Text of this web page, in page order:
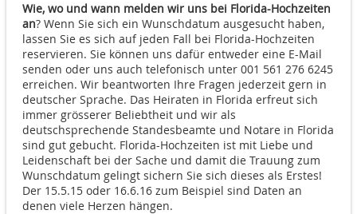
Wie, wo und wann melden wir uns bei Florida-Hochzeiten
an? Wenn Sie sich ein Wunschdatum ausgesucht haben,
lassen Sie es sich auf jeden Fall bei Florida-Hochzeiten
reservieren. Sie können uns dafür entweder eine E-Mail
senden oder uns auch telefonisch unter 001 561 276 6245
erreichen. Wir beantworten Ihre Fragen jederzeit gern in
deutscher Sprache. Das Heiraten in Florida erfreut sich
immer grösserer Beliebtheit und wir als
deutschsprechende Standesbeamte und Notare in Florida
sind gut gebucht. Florida-Hochzeiten ist mit Liebe und
Leidenschaft bei der Sache und damit die Trauung zum
Wunschdatum gelingt sichern Sie sich dieses als Erstes!
Der 15.5.15 oder 16.6.16 zum Beispiel sind Daten an
denen viele Herzen hängen.